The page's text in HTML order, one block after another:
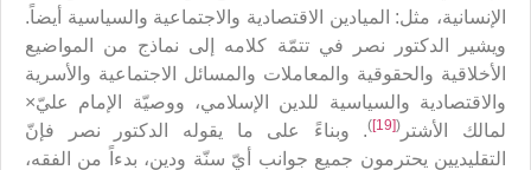
الإنسانية، مثل: الميادين الاقتصادية والاجتماعية والسياسية أيضاً.
ويشير الدكتور نصر في تتمّة كلامه إلى نماذج من المواضيع
الأخلاقية والحقوقية والمعاملات والمسائل الاجتماعية والأسرية
والاقتصادية والسياسية للدين الإسلامي، ووصيّة الإمام عليّ×
لمالك الأشتر (
[19]
). وبناءً على ما يقوله الدكتور نصر فإنّ
التقليديين يحترمون جميع جوانب أيّ سنّة ودين، بدءاً من الفقه،